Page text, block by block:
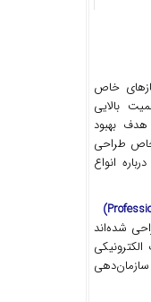
خاص
بالایی
بهبود
خاص طراحی
انواع
شده‌اند
سازمان‌دهی